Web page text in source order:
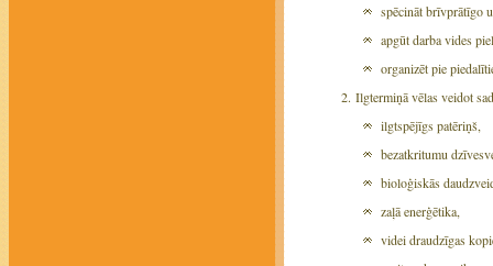
spēcināt brīvprātīgo
apgūt darba vides
organizēt pie
2. Ilgtermiņā vēlas veidot
ilgtspējīgs patēriņš,
bezatkritumu
bioloģiskās
zaļā enerģētika,
videi draudzīgas